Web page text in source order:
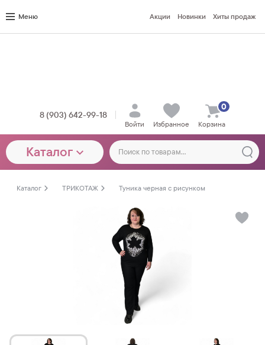
Меню Акции Новинки Хиты продаж
8 (903) 642-99-18
Войти Избранное Корзина
0
Каталог
Каталог ТРИКОТАЖ Туника черная с рисунком